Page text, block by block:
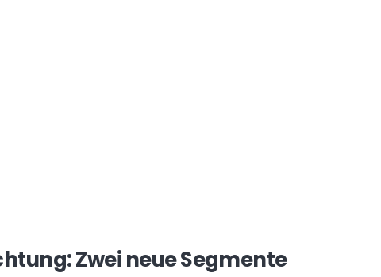
Zwei neue Segmente